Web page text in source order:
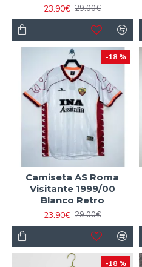
23.90€ 29.00€
-18 %
Camiseta AS Roma
Visitante 1999/00
Blanco Retro
23.90€ 29.00€
-18 %